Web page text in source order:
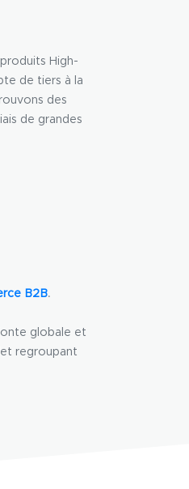
High-
de tiers à la
des
de grandes
B2B.
globale et
regroupant